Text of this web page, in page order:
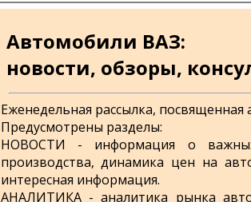
Автомобили ВАЗ:
новости, обзоры,
Еженедельная рассылка,
Предусмотрены разделы:
НОВОСТИ - информация о
производства, динамика цен на
интересная информация.
АНАЛИТИКА - аналитика рынка